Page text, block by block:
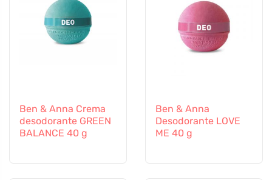
Ben & Anna Crema
desodorante GREEN
BALANCE 40 g
Ben & Anna
Desodorante LOVE
ME 40 g